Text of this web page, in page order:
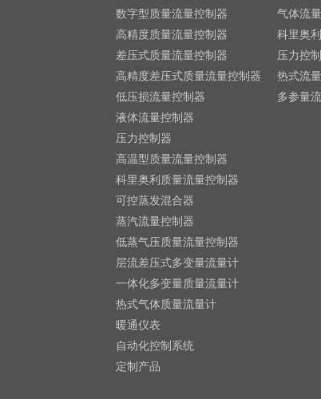
数字型质量流量控制器
高精度质量流量控制器
差压式质量流量控制器
高精度差压式质量流量控制器
低压损流量控制器
液体流量控制器
压力控制器
高温型质量流量控制器
科里奥利质量流量控制器
可控蒸发混合器
蒸汽流量控制器
低蒸气压质量流量控制器
层流差压式多变量流量计
一体化多变量质量流量计
热式气体质量流量计
暖通仪表
自动化控制系统
定制产品
气体流
科里奥
压力控
热式流
多参量